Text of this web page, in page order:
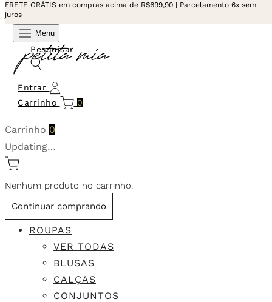
FRETE GRÁTIS em compras acima de R$699,90 | Parcelamento 6x sem
juros
Menu
Pesquisar
Entrar
Carrinho
0
Carrinho 0
Updating…
Nenhum produto no carrinho.
Continuar comprando
ROUPAS
VER TODAS
BLUSAS
CALÇAS
CONJUNTOS